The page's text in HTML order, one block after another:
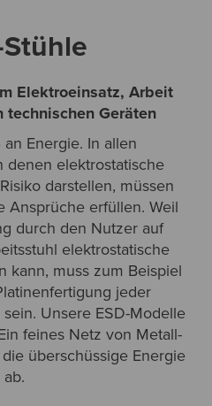
Elektroeinsatz, Arbeit
Geräten
Energie. In allen
denen elektrostatische
darstellen, müssen
Ansprüche erfüllen. Weil
durch den Nutzer auf
elektrostatische
kann, muss zum Beispiel
jeder
Unsere ESD-Modelle
feines Netz von Metall-
überschüssige Energie
ab.